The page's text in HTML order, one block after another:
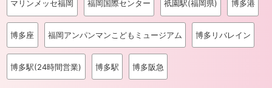
マリンメッセ福岡 福岡国際センター 祇園駅(福岡県) 博多港
博多座 福岡アンパンマンこどもミュージアム 博多リバレイン
博多駅(24時間営業) 博多駅 博多阪急